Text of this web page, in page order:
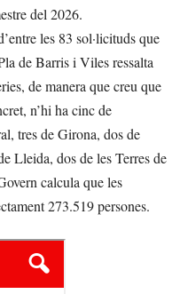
del 2026.
les 83 sol·licituds que
de Barris i Viles ressalta
de manera que creu que
n’hi ha cinc de
tres de Girona, dos de
Lleida, dos de les Terres de
calcula que les
273.519 persones.